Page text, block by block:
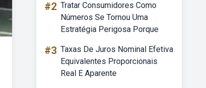
#2 Tratar Consumidores Como
Números Se Tornou Uma
Estratégia Perigosa Porque
#3 Taxas De Juros Nominal Efetiva
Equivalentes Proporcionais
Real E Aparente